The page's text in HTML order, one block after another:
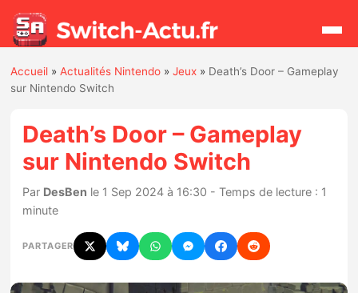
Actualités
Jeux
Hardware
Accueil »Actualités Nintendo »Jeux » Death’s Door – Gameplay
sur Nintendo Switch
Death’s Door – Gameplay
sur Nintendo Switch
Par DesBen le 1 Sep 2024 à 16:30 - Temps de lecture : 1
minute
PARTAGER